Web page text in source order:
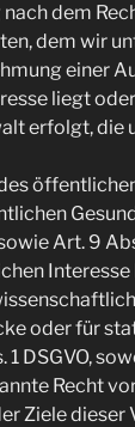
dem
dem wir
einer
liegt
erfolgt, die
Art. 9
Interesse
oder für
DSGVO,
Recht
Ziele dieser